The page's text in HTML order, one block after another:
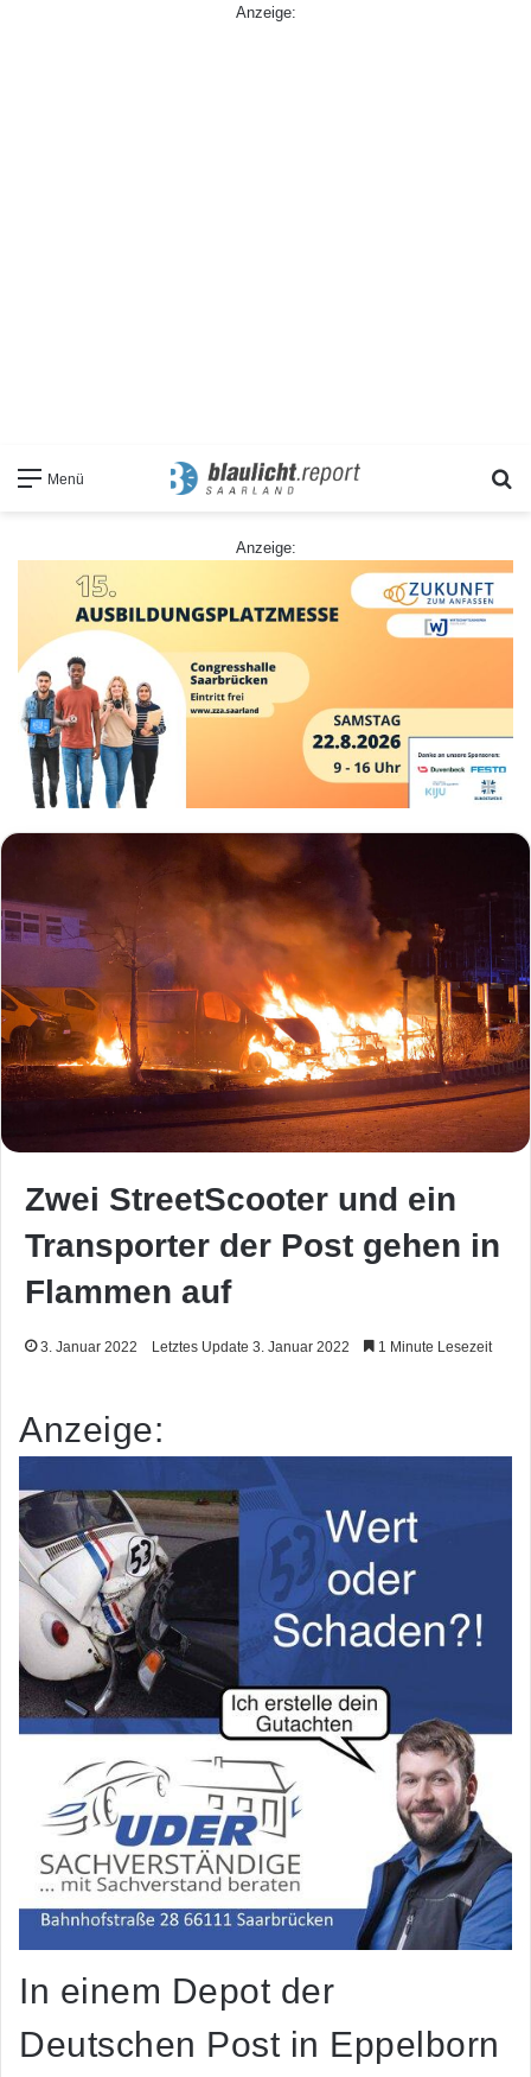
Anzeige:
Menü
Anzeige:
Zwei StreetScooter und ein
Transporter der Post gehen in
Flammen auf
3. Januar 2022 Letztes Update 3. Januar 2022 1 Minute Lesezeit
Anzeige:
In einem Depot der
Deutschen Post in Eppelborn